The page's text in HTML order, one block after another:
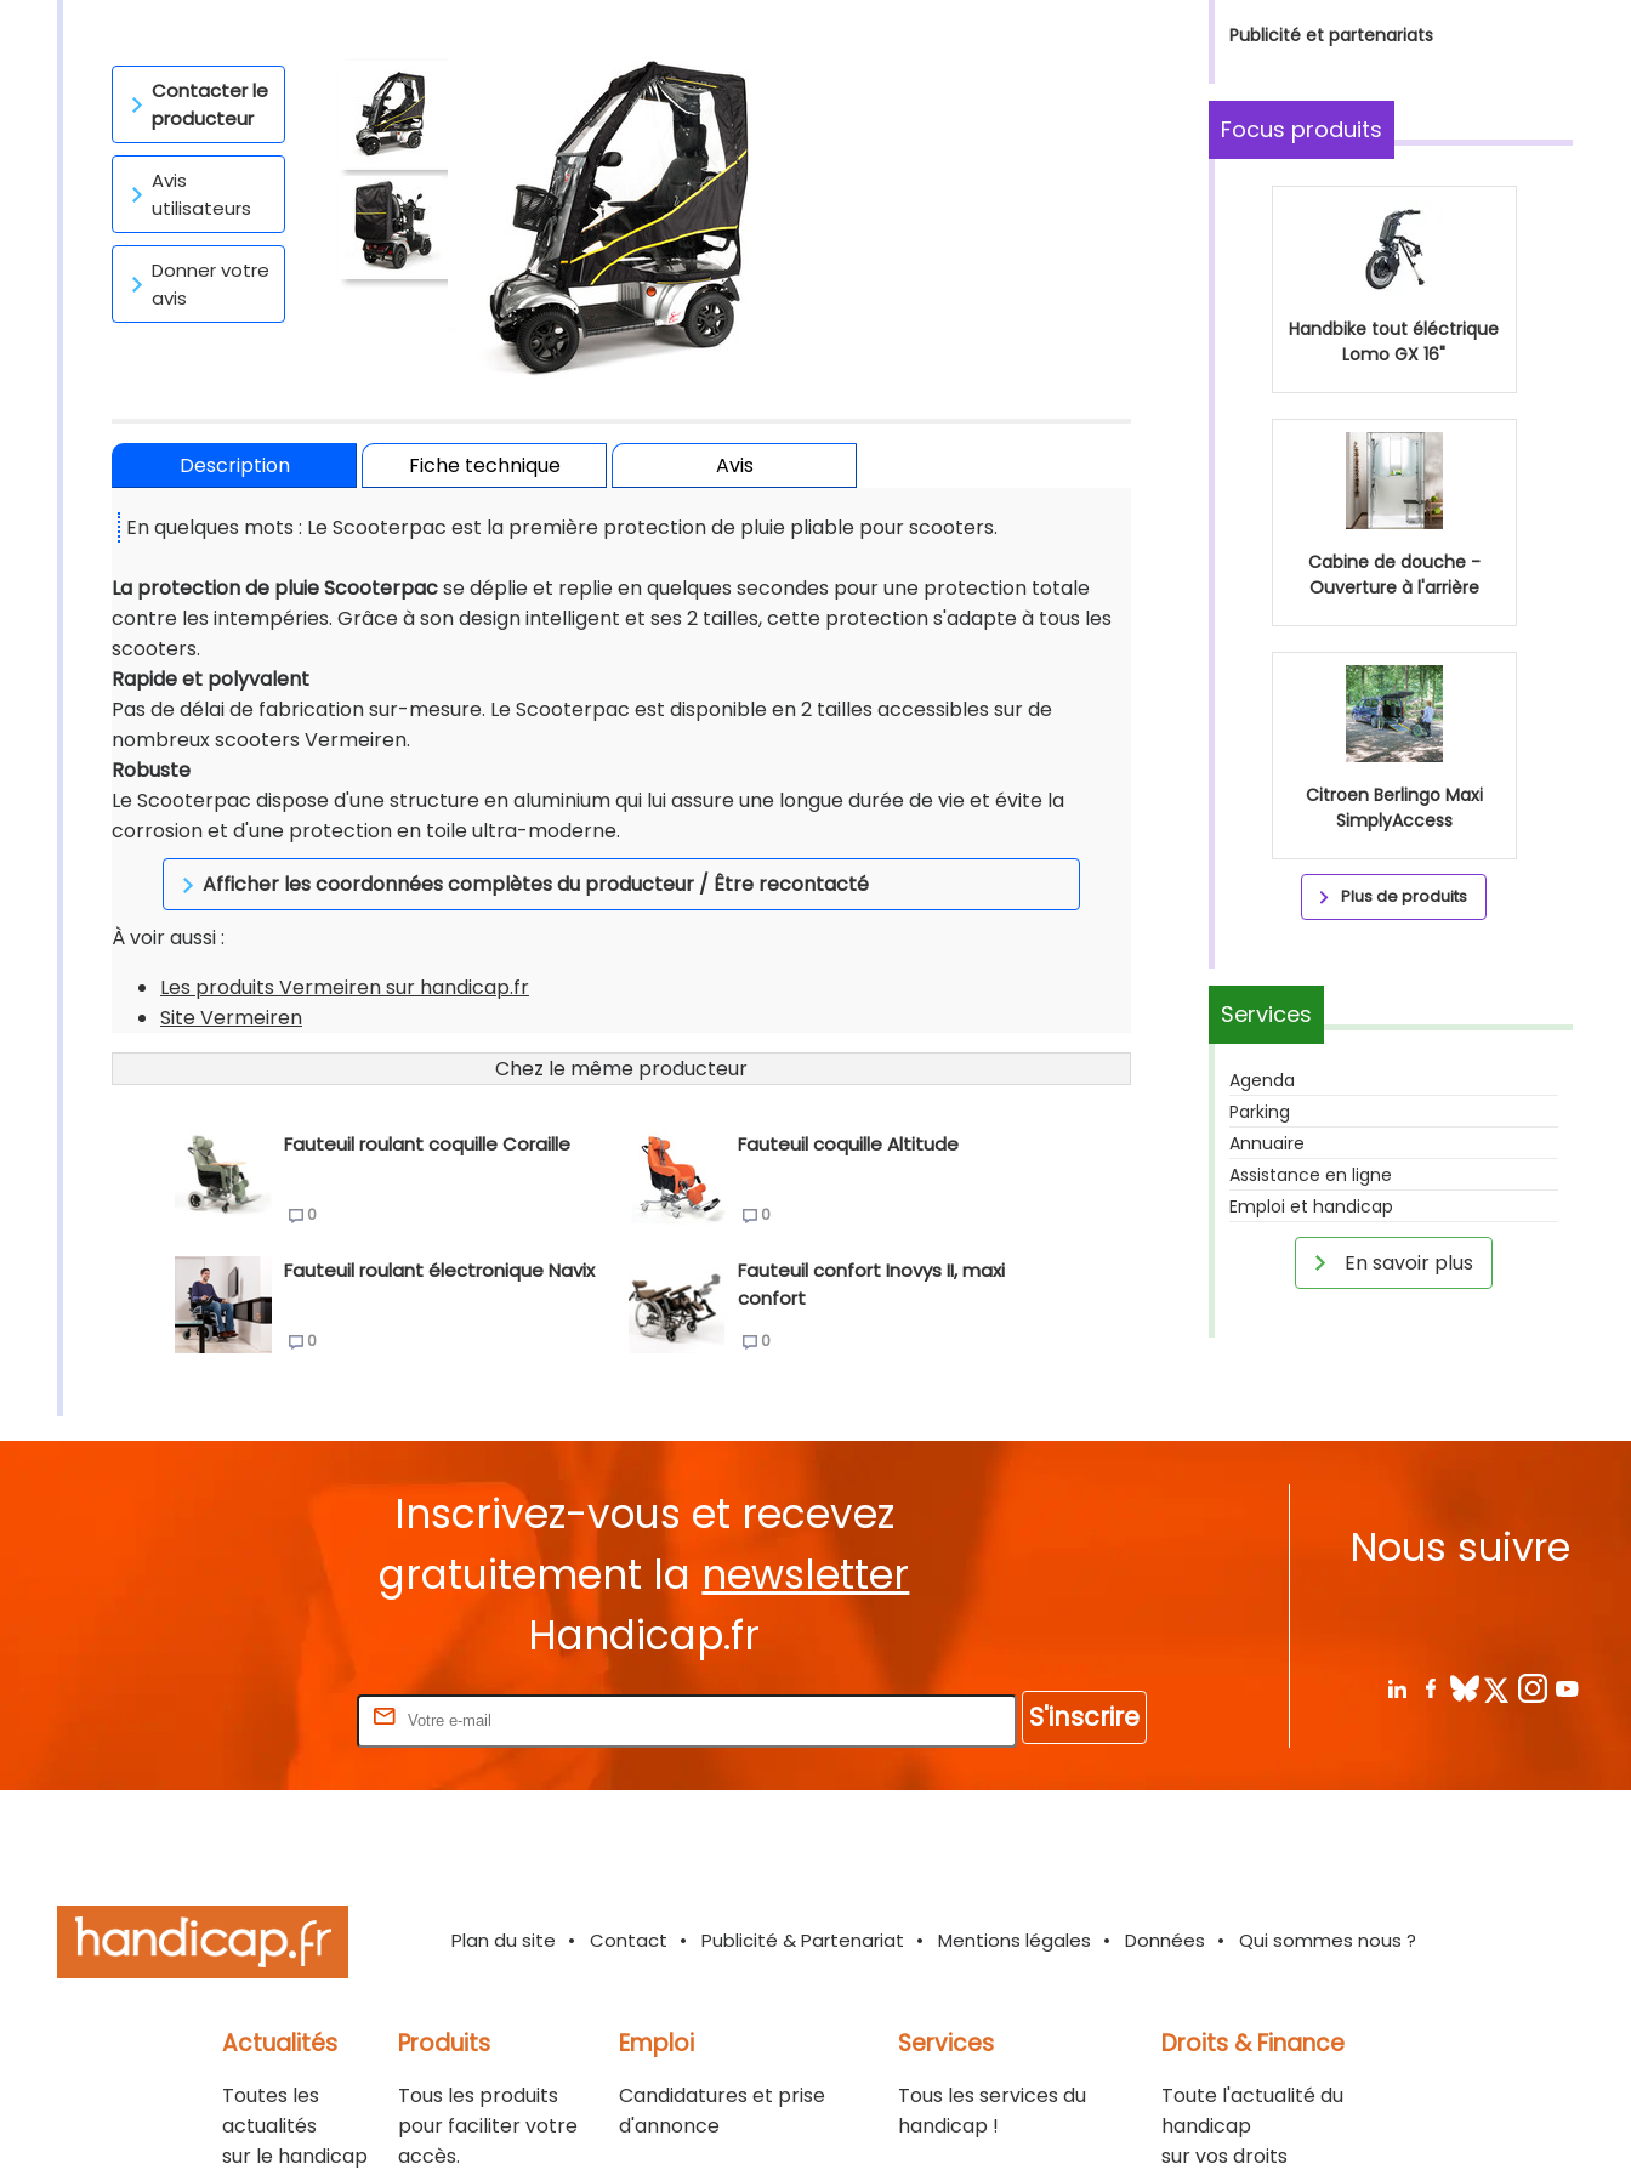
Contacter le
producteur
Avis
utilisateurs
Donner votre
avis
Description Fiche technique Avis
En quelques mots : Le Scooterpac est la première protection de pluie pliable pour scooters.
La protection de pluie Scooterpacse déplie et replie en quelques secondes pour une protection totale
contre les intempéries. Grâce à son design intelligent et ses 2 tailles, cette protection s'adapte à tous les
scooters.
Rapide et polyvalent
Pas de délai de fabrication sur-mesure. Le Scooterpac est disponible en 2 tailles accessibles sur de
nombreux scooters Vermeiren.
Robuste
Le Scooterpac dispose d'une structure en aluminium qui lui assure une longue durée de vie et évite la
corrosion et d'une protection en toile ultra-moderne.
Afficher les coordonnées complètes du producteur / Être recontacté
À voir aussi :
Les produits Vermeiren sur handicap.fr
Site Vermeiren
Chez le même producteur
Fauteuil roulant coquille Coraille
0
Fauteuil coquille Altitude
0
Fauteuil roulant électronique Navix
0
Fauteuil confort Inovys II, maxi
confort
0
Publicité et partenariats
Focus produits
Handbike tout éléctrique
Lomo GX 16"
Cabine de douche -
Ouverture à l'arrière
Citroen Berlingo Maxi
SimplyAccess
Plus de produits
Services
Agenda
Parking
Annuaire
Assistance en ligne
Emploi et handicap
En savoir plus
Inscrivez-vous et recevez
gratuitement la newsletter
Handicap.fr
S'inscrire
Nous suivre
Plan du site Contact Publicité & Partenariat Mentions légales Données Qui sommes nous ?
Actualités
Toutes les
actualités
sur le handicap
Produits
Tous les produits
pour faciliter votre
accès.
Emploi
Candidatures et prise
d'annonce
Services
Tous les services du
handicap !
Droits & Finance
Toute l'actualité du
handicap
sur vos droits